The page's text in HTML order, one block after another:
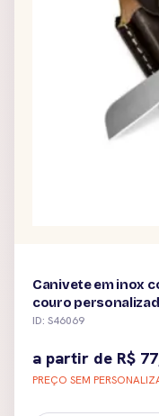
Canivete em inox
couro
ID: S46069
a partir de R$
PREÇO SEM